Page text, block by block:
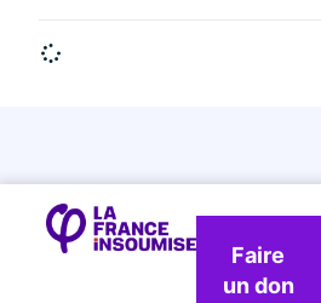
Faire
un don